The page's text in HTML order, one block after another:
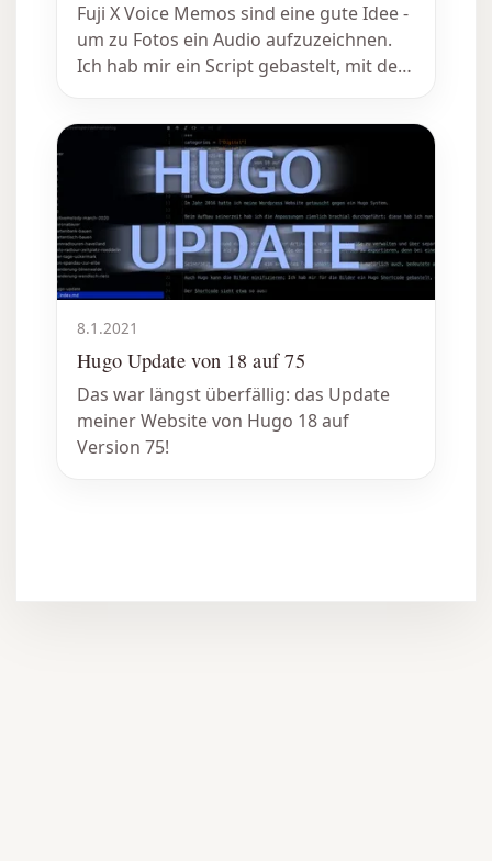
Fuji X Voice Memos sind eine gute Idee -
um zu Fotos ein Audio aufzuzeichnen.
Ich hab mir ein Script gebastelt, mit dem
Tag abspeichern und in LR importieren
8.1.2021
Hugo Update von 18 auf 75
Das war längst überfällig: das Update
meiner Website von Hugo 18 auf
Version 75!